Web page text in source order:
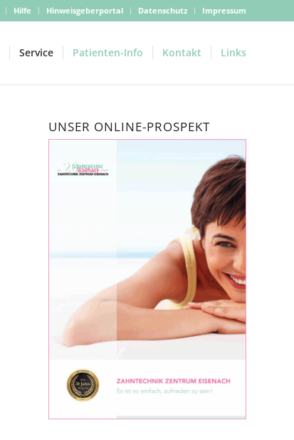
Hilfe Hinweisgeberportal Datenschutz Impressum
Service Patienten-Info Kontakt Links
UNSER ONLINE-PROSPEKT